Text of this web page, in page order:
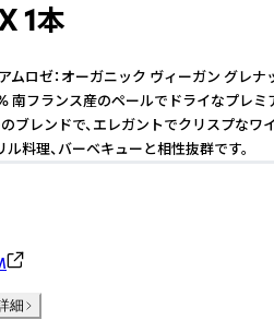
1本
ムロゼ：オーガニック ヴィーガン グレナ
南フランス産のペールでドライなプレミ
ブレンドで、エレガントでクリスプなワ
ル料理、バーベキューと相性抜群です。
細